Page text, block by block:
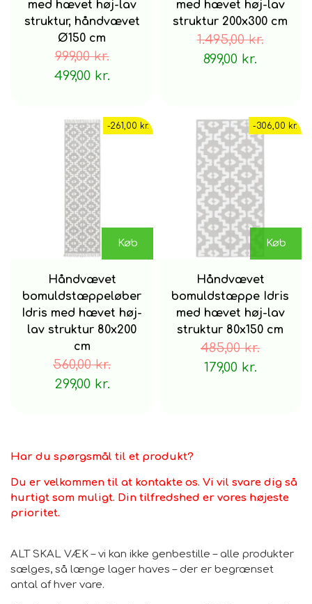
100% bomuld
fremstillingsmetode
håndvævet
Velegnet til gulvvarme
Dup små pletter af hurtigst muligt med en fugtig klud.
Undgå at gnide for ikke at arbejde pletten dybere ind i
stoffet
Det anbefales at bruge tæppebeskyttere under
benene på tunge møbler for at undgå at lægge luven
med hævet høj-lav
struktur, håndvævet
Ø150 cm
999,00 kr.
499,00 kr.
med hævet høj-lav
struktur 200x300 cm
1.495,00 kr.
899,00 kr.
-261,00 kr.
Køb
Håndvævet
bomuldstæppeløber
Idris med hævet høj-
lav struktur 80x200
cm
560,00 kr.
299,00 kr.
-306,00 kr.
Køb
Håndvævet
bomuldstæppe Idris
med hævet høj-lav
struktur 80x150 cm
485,00 kr.
179,00 kr.
Har du spørgsmål til et produkt?
Du er velkommen til at kontakte os. Vi vil svare dig så
hurtigt som muligt. Din tilfredshed er vores højeste
prioritet.
ALT SKAL VÆK – vi kan ikke genbestille – alle produkter
sælges, så længe lager haves – der er begrænset
antal af hver vare.